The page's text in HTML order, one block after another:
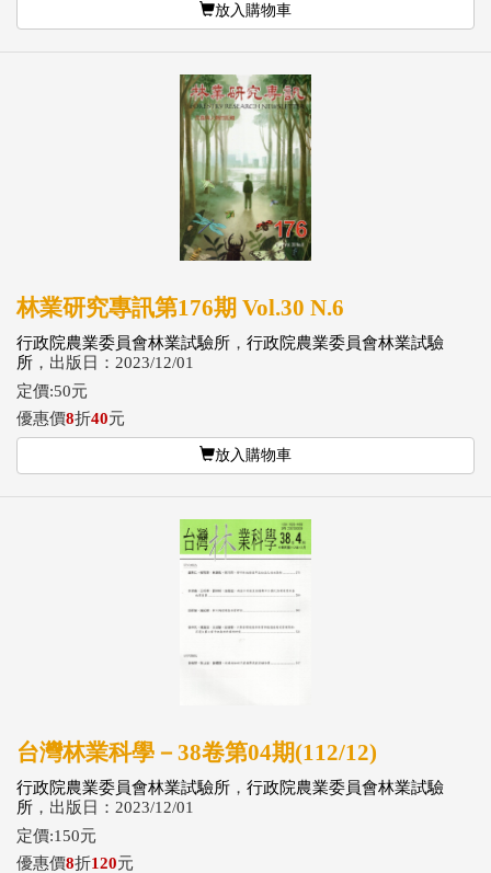
放入購物車
林業研究專訊第176期 Vol.30 N.6
行政院農業委員會林業試驗所 ， 行政院農業委員會林業試驗
所 ，出版日：2023/12/01
定價:50元
優惠價8折40元
放入購物車
台灣林業科學－38卷第04期(112/12)
行政院農業委員會林業試驗所 ， 行政院農業委員會林業試驗
所 ，出版日：2023/12/01
定價:150元
優惠價8折120元